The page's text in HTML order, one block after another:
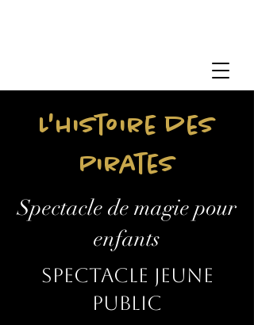
L'histoire des
Pirates
Spectacle de magie pour
enfants
Spectacle jeune
public